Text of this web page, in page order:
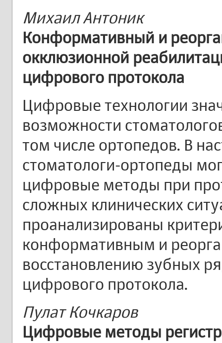
Михаил Антоник
Конформативный и
окклюзионной
цифрового протокола
Цифровые технологии
возможности
том числе ортопедов. В
стоматологи-ортопеды
цифровые методы при
сложных клинических
проанализированы
конформативным и
восстановлению зубных
цифрового протокола.
Пулат Кочкаров
Цифровые методы